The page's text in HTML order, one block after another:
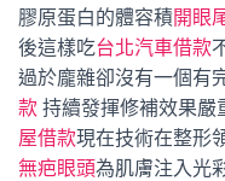
膠原蛋白的體容積開眼
後這樣吃台北汽車借款
過於龐雜卻沒有一個有
款 持續發揮修補效果嚴
屋借款現在技術在整形
無疤眼頭為肌膚注入光